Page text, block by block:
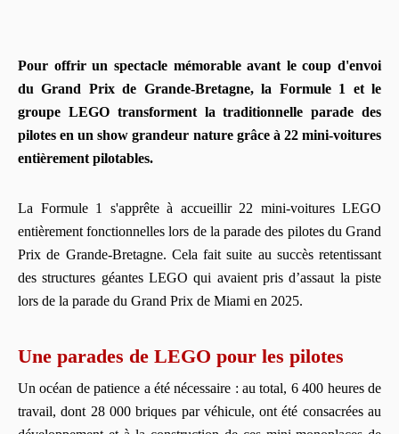
Pour offrir un spectacle mémorable avant le coup d'envoi
du Grand Prix de Grande-Bretagne, la Formule 1 et le
groupe LEGO transforment la traditionnelle parade des
pilotes en un show grandeur nature grâce à 22 mini-voitures
entièrement pilotables.
La Formule 1 s'apprête à accueillir 22 mini-voitures LEGO
entièrement fonctionnelles lors de la parade des pilotes du Grand
Prix de Grande-Bretagne. Cela fait suite au succès retentissant
des structures géantes LEGO qui avaient pris d’assaut la piste
lors de la parade du Grand Prix de Miami en 2025.
Une parades de LEGO pour les pilotes
Un océan de patience a été nécessaire : au total, 6 400 heures de
travail, dont 28 000 briques par véhicule, ont été consacrées au